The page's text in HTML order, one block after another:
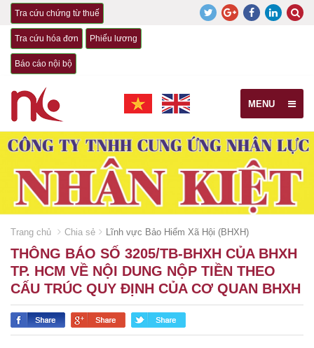
Tra cứu chứng từ thuế
Tra cứu hóa đơn Phiếu lương
Báo cáo nội bộ
MENU
Trang chủ Chia sẻ Lĩnh vực Bảo Hiểm Xã Hội (BHXH)
THÔNG BÁO SỐ 3205/TB-BHXH CỦA BHXH
TP. HCM VỀ NỘI DUNG NỘP TIỀN THEO
CẤU TRÚC QUY ĐỊNH CỦA CƠ QUAN BHXH